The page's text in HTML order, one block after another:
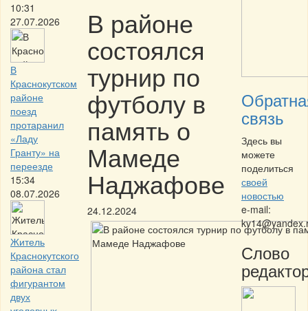
10:31
27.07.2026
В
Краснокутском
районе
поезд
протаранил
«Ладу
Гранту» на
переезде
15:34
08.07.2026
Житель
Краснокутского
района стал
фигурантом
двух
В районе
состоялся
турнир по
футболу в
память о
Мамеде
Наджафове
24.12.2024
связь
Здесь вы
можете
поделиться
своей
новостью
e-mail:
Слово